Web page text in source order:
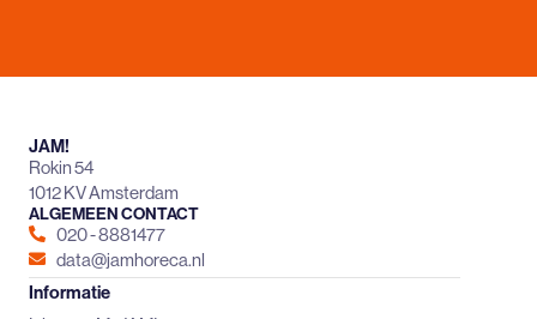
JAM!
Rokin 54
1012 KV Amsterdam
ALGEMEEN CONTACT
020 - 8881477
data@jamhoreca.nl
Informatie